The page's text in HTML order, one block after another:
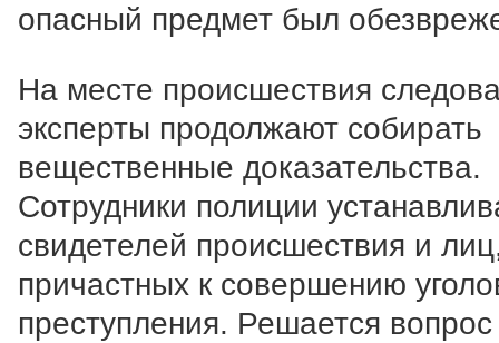
опасный предмет был
На месте происшествия
эксперты продолжают собирать
вещественные доказательства.
Сотрудники полиции
свидетелей происшествия и
причастных к совершению
преступления. Решается